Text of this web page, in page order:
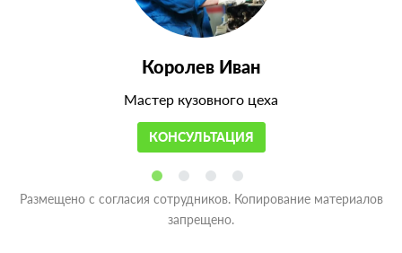
Королев Иван
Мастер кузовного цеха
КОНСУЛЬТАЦИЯ
Размещено с согласия сотрудников. Копирование материалов
запрещено.